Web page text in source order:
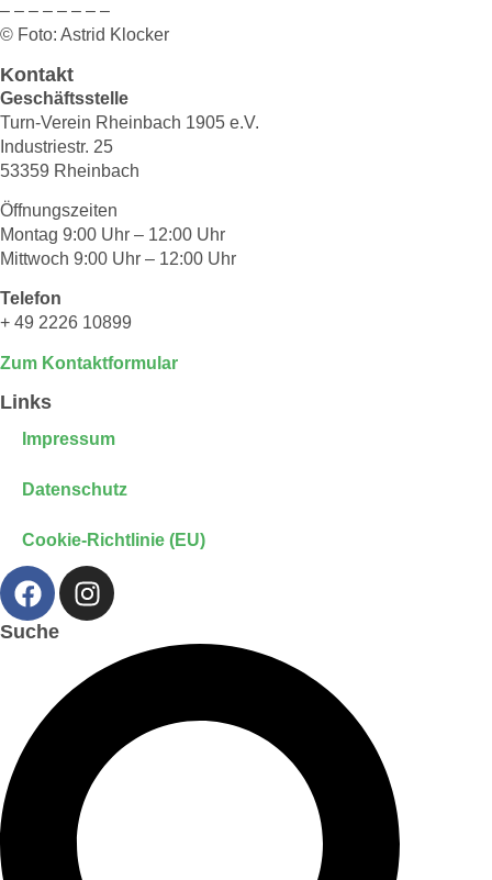
– – – – – – – –
© Foto: Astrid Klocker
Kontakt
Geschäftsstelle
Turn-Verein Rheinbach 1905 e.V.
Industriestr. 25
53359 Rheinbach
Öffnungszeiten
Montag 9:00 Uhr – 12:00 Uhr
Mittwoch 9:00 Uhr – 12:00 Uhr
Telefon
+ 49 2226 10899
Zum Kontaktformular
Links
Impressum
Datenschutz
Cookie-Richtlinie (EU)
Suche